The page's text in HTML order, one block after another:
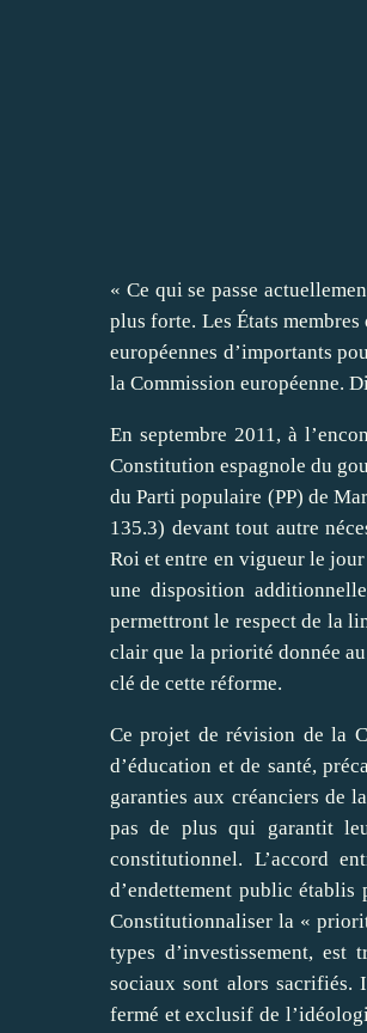
« Ce qui se passe
plus forte. Les États
européennes d’importants
la Commission européenne.
En septembre 2011, à
Constitution espagnole du
du Parti populaire (PP) de
135.3) devant tout autre
Roi et entre en vigueur le
une disposition
permettront le respect de la
clair que la priorité donnée au
clé de cette réforme.
Ce projet de révision de la
d’éducation et de santé,
garanties aux créanciers de
pas de plus qui garantit
constitutionnel. L’accord
d’endettement public établis
Constitutionnaliser la «
types d’investissement, est
sociaux sont alors sacrifiés.
fermé et exclusif de